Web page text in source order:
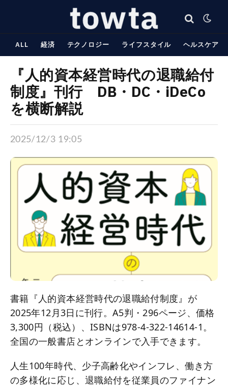
ALL 経済 テクノロジー ライフスタイル ヘルスケア
『人的資本経営時代の退職給付
制度』刊行 DB・DC・iDeCo
を横断解説
2025/12/3 19:05
書籍『人的資本経営時代の退職給付制度』が
2025年12月3日に刊行。A5判・296ページ、価格
3,300円（税込）、ISBNは978-4-322-14614-1。
全国の一般書店とオンラインで入手できます。
人生100年時代、少子高齢化やインフレ、働き方
の多様化に応じ、退職給付を従業員のファイナン